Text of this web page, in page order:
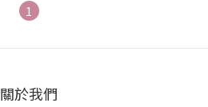
1
關於我們